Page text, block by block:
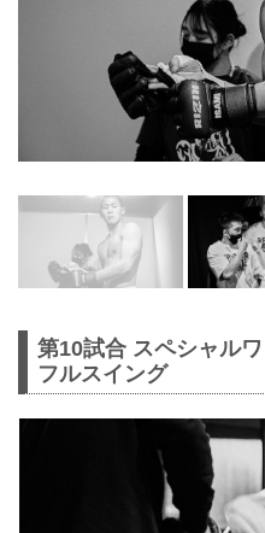
第10試合 スペシャル
フルスイング